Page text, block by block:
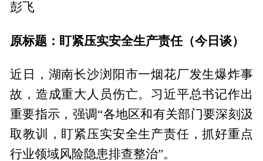
彭飞
原标题：盯紧压实安全生产责任（今日谈）
近日，湖南长沙浏阳市一烟花厂发生爆炸事
故，造成重大人员伤亡。习近平总书记作出
重要指示，强调“各地区和有关部门要深刻汲
取教训，盯紧压实安全生产责任，抓好重点
行业领域风险隐患排查整治”。